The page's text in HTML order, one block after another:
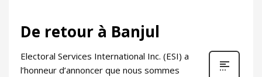
De retour à Banjul
Electoral Services International Inc. (ESI) a
l’honneur d’annoncer que nous sommes